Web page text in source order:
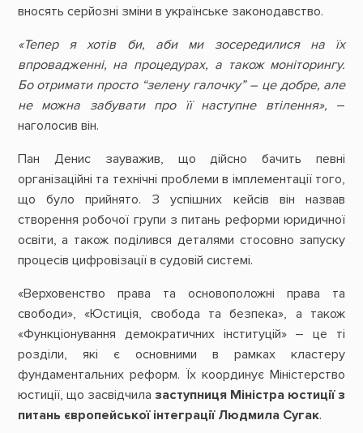
вносять серйозні зміни в українське законодавство.
«Тепер я хотів би, аби ми зосередилися на їх
впровадженні, на процедурах, а також моніторингу.
Бо отримати просто “зелену галочку” – це добре, але
не можна забувати про її наступне втілення», –
наголосив він.
Пан Денис зауважив, що дійсно бачить певні
організаційні та технічні проблеми в імплементації того,
що було прийнято. З успішних кейсів він назвав
створення робочої групи з питань реформи юридичної
освіти, а також поділився деталями стосовно запуску
процесів цифровізації в судовій системі.
«Верховенство права та основоположні права та
свободи», «Юстиція, свобода та безпека», а також
«Функціонування демократичних інституцій» – це ті
розділи, які є основними в рамках кластеру
фундаментальних реформ. Їх координує Міністерство
юстиції, що засвідчила заступниця Міністра юстиції з
питань європейської інтеграції Людмила Сугак.